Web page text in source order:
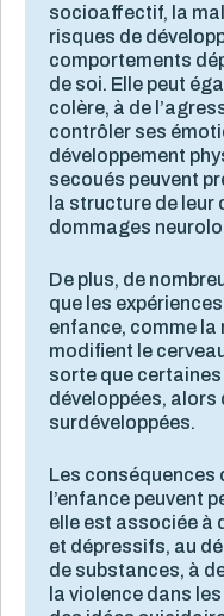
socioaffectif, la
risques de
comportements
de soi. Elle peut
colère, à de
contrôler ses
développement
secoués peuvent
la structure de leur
dommages
De plus, de
que les
enfance, comme
modifient le
sorte que
développées, alors
surdéveloppées.
Les
l’enfance peuvent
elle est associée à
et dépressifs, au
de substances, à
la violence dans